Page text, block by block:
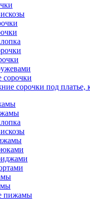
сорочки
сорочки под платье,
пижамы